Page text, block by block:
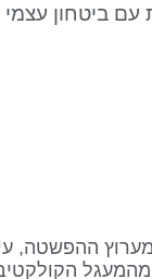
עם ביטחון